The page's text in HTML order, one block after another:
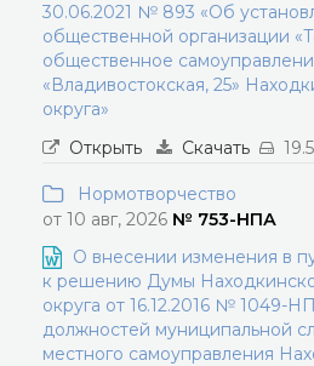
30.06.2021 № 893 «Об
общественной организации
общественное
«Владивостокская, 25»
округа»
Открыть
Скачать
Нормотворчество
от 10 авг, 2026 № 753-НПА
О внесении изменения в
к решению Думы
округа от 16.12.2016 № 1049-
должностей муниципальной
местного самоуправления